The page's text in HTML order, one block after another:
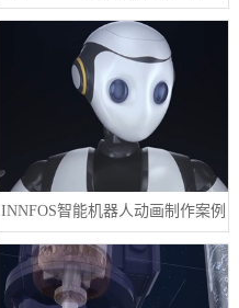
INNFOS智能机器人动画制作案例